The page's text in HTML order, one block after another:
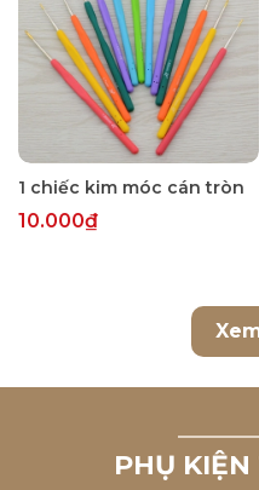
1 chiếc kim móc cán tròn
10.000₫
PHỤ KIỆN